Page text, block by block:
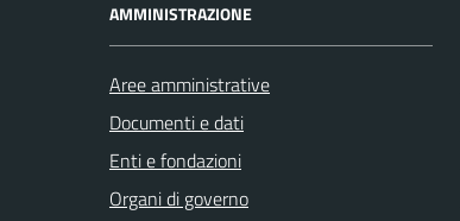
AMMINISTRAZIONE
Aree amministrative
Documenti e dati
Enti e fondazioni
Organi di governo